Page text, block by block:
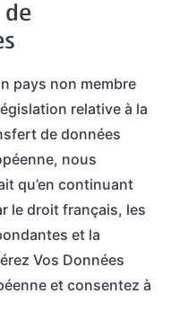
pays non membre
relative à la
de données
nous
qu’en continuant
le droit français, les
et la
Vos Données
et consentez à